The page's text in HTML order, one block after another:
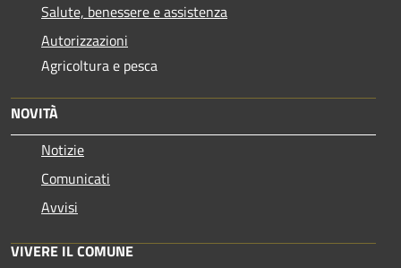
Salute, benessere e assistenza
Autorizzazioni
Agricoltura e pesca
NOVITÀ
Notizie
Comunicati
Avvisi
VIVERE IL COMUNE